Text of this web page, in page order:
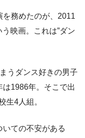
務めたのが、2011
う映画。これは”ダン
うダンス好きの男子
1986年。そこで出
生4人組。
ての不安がある